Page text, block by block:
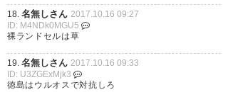
18. 名無しさん 2017.10.16 09:27
ID: M4NDk0MGU5
裸ランドセルは草
19. 名無しさん 2017.10.16 09:33
ID: U3ZGExMjk3
徳島はウルオスで対抗しろ